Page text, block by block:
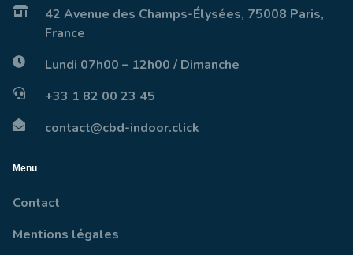
42 Avenue des Champs-Élysées, 75008 Paris,
France
Lundi 07h00 – 12h00 / Dimanche
+33 1 82 00 23 45
contact@cbd-indoor.click
Menu
Contact
Mentions légales